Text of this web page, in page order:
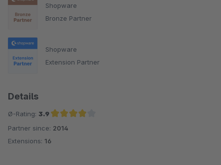
Shopware
Bronze Partner
Shopware
Extension Partner
Details
Ø-Rating: 3.9
Average rating of 3.9 out of 5 stars
Partner since: 2014
Extensions: 16